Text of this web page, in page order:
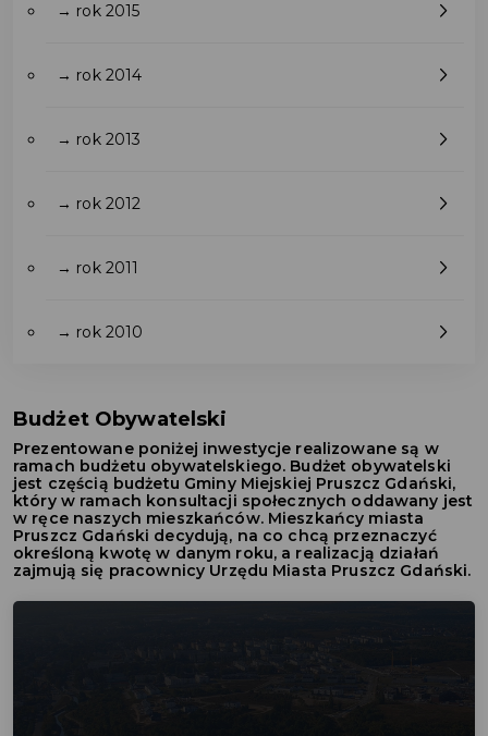
→ rok 2015
→ rok 2014
→ rok 2013
→ rok 2012
→ rok 2011
→ rok 2010
Budżet Obywatelski
Prezentowane poniżej inwestycje realizowane są w
ramach budżetu obywatelskiego. Budżet obywatelski
jest częścią budżetu Gminy Miejskiej Pruszcz Gdański,
który w ramach konsultacji społecznych oddawany jest
w ręce naszych mieszkańców. Mieszkańcy miasta
Pruszcz Gdański decydują, na co chcą przeznaczyć
określoną kwotę w danym roku, a realizacją działań
zajmują się pracownicy Urzędu Miasta Pruszcz Gdański.